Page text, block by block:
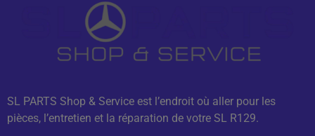
SL PARTS Shop & Service est l’endroit où aller pour les
pièces, l’entretien et la réparation de votre SL R129.